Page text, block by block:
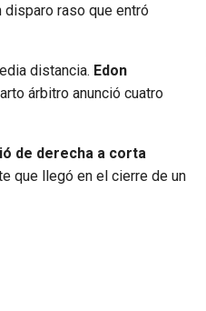
disparo raso que entró
distancia. Edon
árbitro anunció cuatro
de derecha a corta
que llegó en el cierre de un